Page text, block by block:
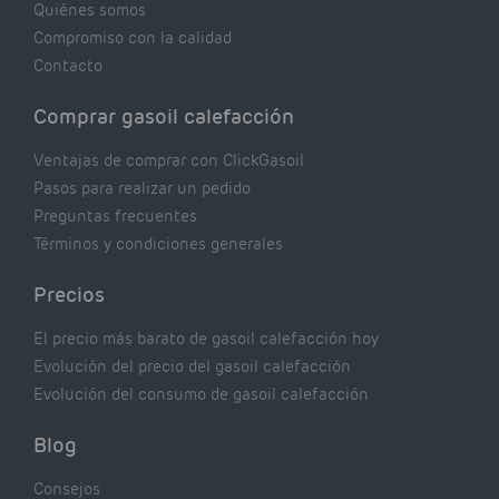
Quiénes somos
Compromiso con la calidad
Contacto
Comprar gasoil calefacción
Ventajas de comprar con ClickGasoil
Pasos para realizar un pedido
Preguntas frecuentes
Términos y condiciones generales
Precios
El precio más barato de gasoil calefacción hoy
Evolución del precio del gasoil calefacción
Evolución del consumo de gasoil calefacción
Blog
Consejos